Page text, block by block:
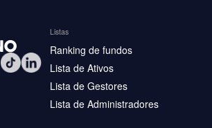
Listas
Ranking de fundos
Lista de Ativos
Lista de Gestores
Lista de Administradores